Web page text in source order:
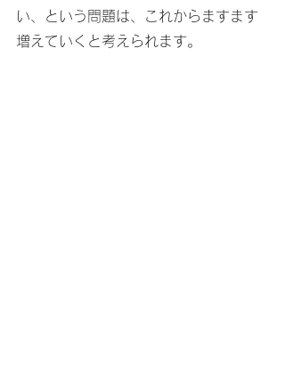
い、という問題は、これからますます
増えていくと考えられます。